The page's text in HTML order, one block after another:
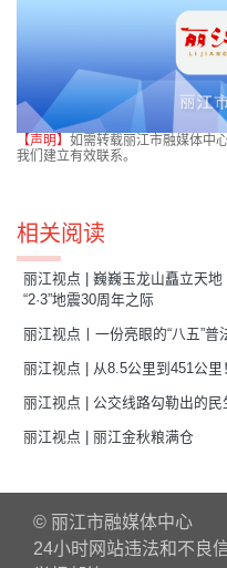
【声明】 如需转载丽江市融媒体中
我们建立有效联系。
相关阅读
丽江视点 | 巍巍玉龙山矗立天
“2·3”地震30周年之际
丽江视点丨一份亮眼的“八五”普
丽江视点 | 从8.5公里到451公里
丽江视点 | 公交线路勾勒出的民
丽江视点 | 丽江金秋粮满仓
© 丽江市融媒体中心
24小时网站违法和不良